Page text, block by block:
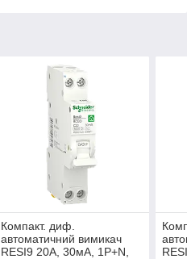
Компакт. диф.
автоматичний вимикач
RESI9 20А, 30мA, 1P+N,